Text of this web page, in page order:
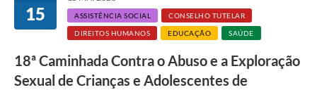
15 ASSISTÊNCIA SOCIAL CONSELHO TUTELAR
DIREITOS HUMANOS EDUCAÇÃO SAÚDE
18ª Caminhada Contra o Abuso e a Exploração
Sexual de Crianças e Adolescentes de
o
d
a
1
8